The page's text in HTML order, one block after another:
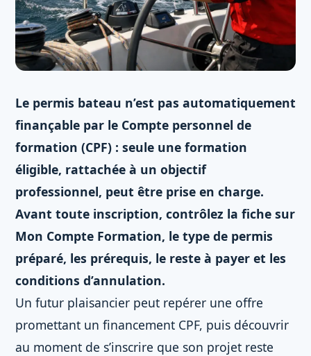
Le permis bateau n’est pas automatiquement
finançable par le Compte personnel de
formation (CPF) : seule une formation
éligible, rattachée à un objectif
professionnel, peut être prise en charge.
Avant toute inscription, contrôlez la fiche sur
Mon Compte Formation, le type de permis
préparé, les prérequis, le reste à payer et les
conditions d’annulation.
Un futur plaisancier peut repérer une offre
promettant un financement CPF, puis découvrir
au moment de s’inscrire que son projet reste